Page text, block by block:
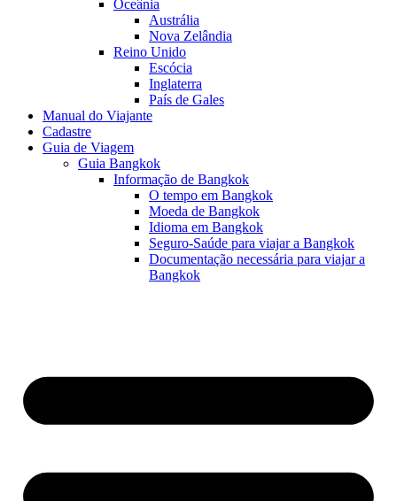
Oceânia
Austrália
Nova Zelândia
Reino Unido
Escócia
Inglaterra
País de Gales
Manual do Viajante
Cadastre
Guia de Viagem
Guia Bangkok
Informação de Bangkok
O tempo em Bangkok
Moeda de Bangkok
Idioma em Bangkok
Seguro-Saúde para viajar a Bangkok
Documentação necessária para viajar a
Bangkok